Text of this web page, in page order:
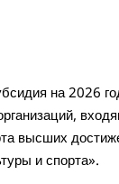
на 2026
высших
и спорта».